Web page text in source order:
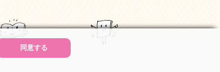
同意する